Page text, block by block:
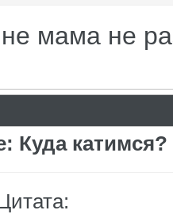
мама не
Куда катимся?